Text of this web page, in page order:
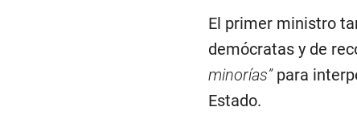
El primer ministro
demócratas y de
minorías”para
Estado.